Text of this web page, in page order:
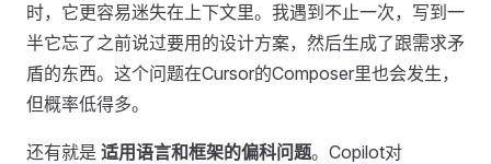
时，它更容易迷失在上下文里。我遇到不止一次，写到一
半它忘了之前说过要用的设计方案，然后生成了跟需求矛
盾的东西。这个问题在Cursor的Composer里也会发生，
但概率低得多。
还有就是 适用语言和框架的偏科问题。Copilot对